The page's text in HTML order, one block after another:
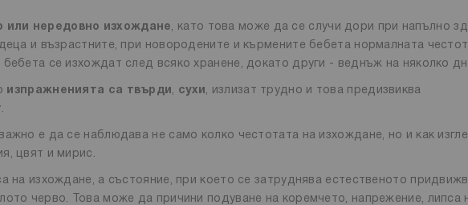
или нередовно изхождане, като това може да се случи дори при напълно
и възрастните, при новородените и кърмените бебета нормалната
се изхождат след всяко хранене, докато други - веднъж на няколко
изпражненията са твърди, сухи, излизат трудно и това предизвиква
.
е да се наблюдава не само колко честотата на изхождане, но и как
цвят и мирис.
на изхождане, а състояние, при което се затруднява естественото
черво. Това може да причини подуване на коремчето, напрежение, липса